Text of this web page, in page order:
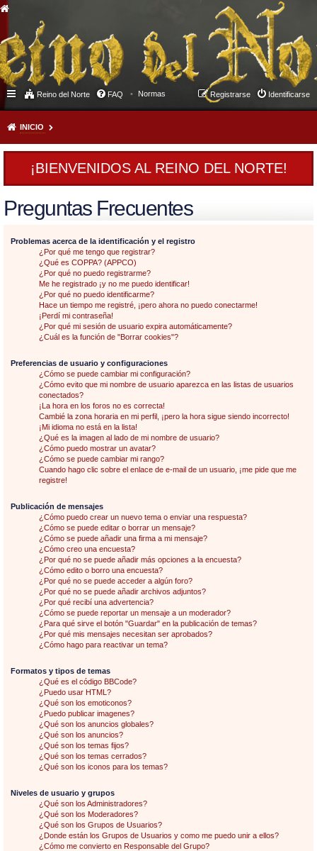
Reino del Norte FAQ Normas Identificarse
Registrarse
INICIO
¡BIENVENIDOS AL REINO DEL NORTE!
Preguntas Frecuentes
Problemas acerca de la identificación y el registro
¿Por qué me tengo que registrar?
¿Qué es COPPA? (APPCO)
¿Por qué no puedo registrarme?
Me he registrado ¡y no me puedo identificar!
¿Por qué no puedo identificarme?
Hace un tiempo me registré, ¡pero ahora no puedo conectarme!
¡Perdí mi contraseña!
¿Por qué mi sesión de usuario expira automáticamente?
¿Cuál es la función de "Borrar cookies"?
Preferencias de usuario y configuraciones
¿Cómo se puede cambiar mi configuración?
¿Cómo evito que mi nombre de usuario aparezca en las listas de usuarios
conectados?
¡La hora en los foros no es correcta!
Cambié la zona horaria en mi perfil, ¡pero la hora sigue siendo incorrecto!
¡Mi idioma no está en la lista!
¿Qué es la imagen al lado de mi nombre de usuario?
¿Cómo puedo mostrar un avatar?
¿Cómo se puede cambiar mi rango?
Cuando hago clic sobre el enlace de e-mail de un usuario, ¡me pide que me
registre!
Publicación de mensajes
¿Cómo puedo crear un nuevo tema o enviar una respuesta?
¿Cómo se puede editar o borrar un mensaje?
¿Cómo se puede añadir una firma a mi mensaje?
¿Cómo creo una encuesta?
¿Por qué no se puede añadir más opciones a la encuesta?
¿Cómo edito o borro una encuesta?
¿Por qué no se puede acceder a algún foro?
¿Por qué no se puede añadir archivos adjuntos?
¿Por qué recibí una advertencia?
¿Cómo se puede reportar un mensaje a un moderador?
¿Para qué sirve el botón "Guardar" en la publicación de temas?
¿Por qué mis mensajes necesitan ser aprobados?
¿Cómo hago para reactivar un tema?
Formatos y tipos de temas
¿Qué es el código BBCode?
¿Puedo usar HTML?
¿Qué son los emoticonos?
¿Puedo publicar imagenes?
¿Qué son los anuncios globales?
¿Qué son los anuncios?
¿Qué son los temas fijos?
¿Qué son los temas cerrados?
¿Qué son los iconos para los temas?
Niveles de usuario y grupos
¿Qué son los Administradores?
¿Qué son los Moderadores?
¿Qué son los Grupos de Usuarios?
¿Donde están los Grupos de Usuarios y como me puedo unir a ellos?
¿Cómo me convierto en Responsable del Grupo?